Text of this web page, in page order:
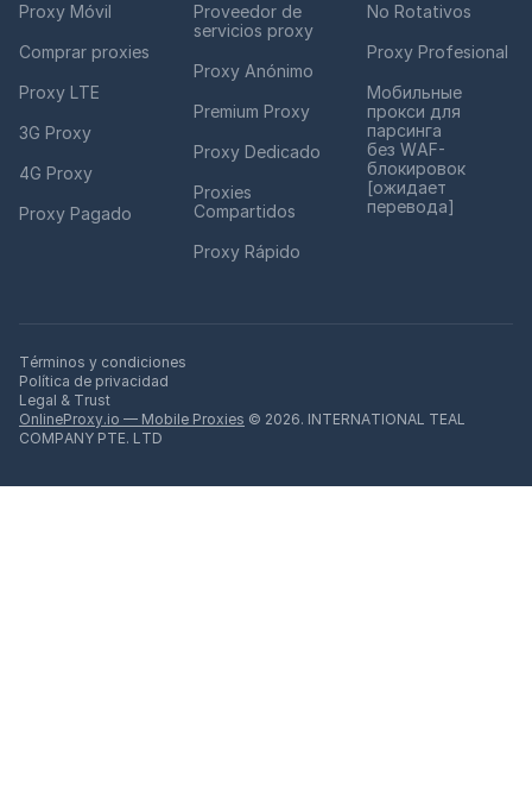
Proxy Móvil
Comprar proxies
Proxy LTE
3G Proxy
4G Proxy
Proxy Pagado
Proveedor de
servicios proxy
Proxy Anónimo
Premium Proxy
Proxy Dedicado
Proxies
Compartidos
Proxy Rápido
No Rotativos
Proxy Profesional
Мобильные
прокси для
парсинга
без WAF-
блокировок
[ожидает
перевода]
Términos y condiciones
Política de privacidad
Legal & Trust
OnlineProxy.io — Mobile Proxies © 2026. INTERNATIONAL TEAL
COMPANY PTE. LTD